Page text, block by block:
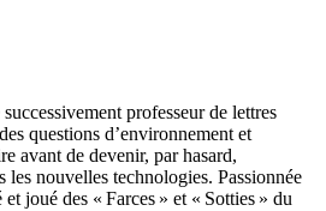
professeur de lettres
questions d’environnement et
avant de devenir, par hasard,
les nouvelles technologies. Passionnée
joué des « Farces » et « Sotties » du